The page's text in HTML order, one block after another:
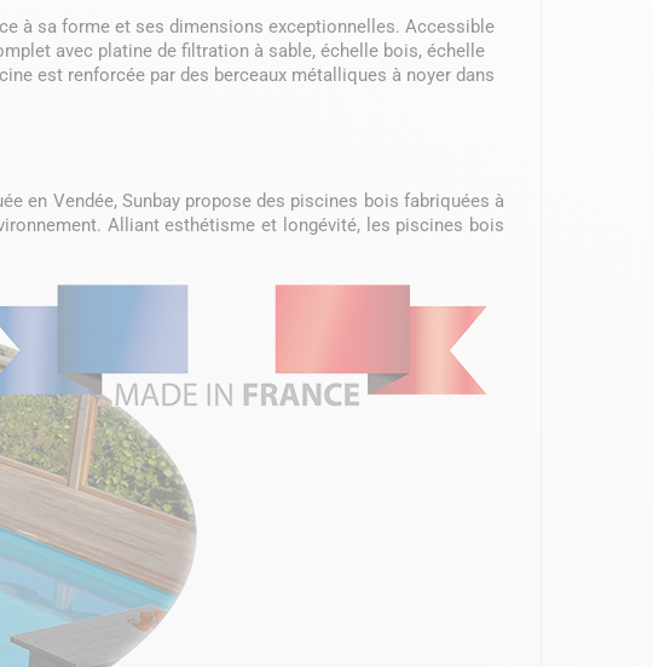
à sa forme et ses dimensions exceptionnelles. Accessible
avec platine de filtration à sable, échelle bois, échelle
est renforcée par des berceaux métalliques à noyer dans
en Vendée, Sunbay propose des piscines bois fabriquées à
Alliant esthétisme et longévité, les piscines bois